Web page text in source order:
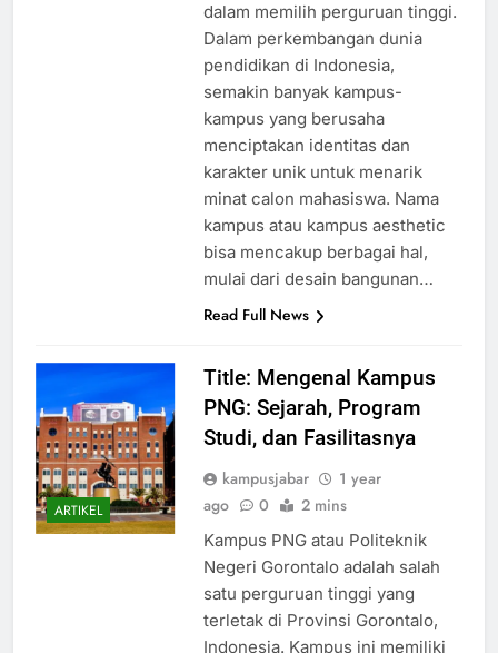
daya tarik bagi calon mahasiswa
dalam memilih perguruan tinggi.
Dalam perkembangan dunia
pendidikan di Indonesia,
semakin banyak kampus-
kampus yang berusaha
menciptakan identitas dan
karakter unik untuk menarik
minat calon mahasiswa. Nama
kampus atau kampus aesthetic
bisa mencakup berbagai hal,
ARTIKEL
Title: Mengenal Kampus
PNG: Sejarah, Program
Studi, dan Fasilitasnya
kampusjabar
1 year
Kampus PNG atau Politeknik
Negeri Gorontalo adalah salah
satu perguruan tinggi yang
terletak di Provinsi Gorontalo,